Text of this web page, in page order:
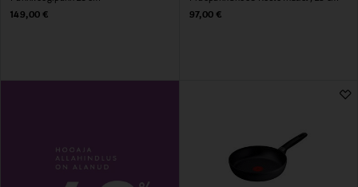
Original Price
149,00 €
Original Price
97,00 €